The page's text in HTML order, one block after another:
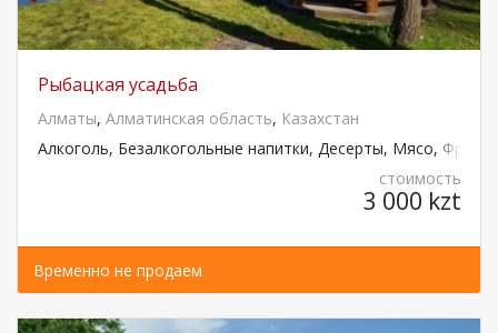
Рыбацкая усадьба
Алматы, Алматинская область, Казахстан
Алкоголь, Безалкогольные напитки, Десерты, Мясо, Фрукты
стоимость
3 000 kzt
Временно не продаем